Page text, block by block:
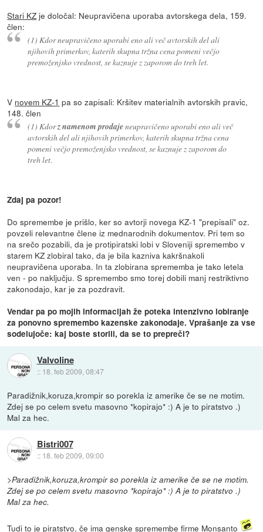
Stari KZ je določal: Neupravičena uporaba avtorskega dela, 159.
člen:
(1) Kdor neupravičeno uporabi eno ali več avtorskih del ali
njihovih primerkov, katerih skupna tržna cena pomeni večjo
premoženjsko vrednost, se kaznuje z zaporom do treh let.
V novem KZ-1 pa so zapisali: Kršitev materialnih avtorskih pravic,
148. člen
(1) Kdorz namenom prodajeneupravičeno uporabi eno ali več
avtorskih del ali njihovih primerkov, katerih skupna tržna cena
pomeni večjo premoženjsko vrednost, se kaznuje z zaporom do
treh let.
Zdaj pa pozor!
Do spremembe je prišlo, ker so avtorji novega KZ-1 "prepisali" oz.
povzeli relevantne člene iz mednarodnih dokumentov. Pri tem so
na srečo pozabili, da je protipiratski lobi v Sloveniji spremembo v
starem KZ zlobiral tako, da je bila kazniva kakršnakoli
neupravičena uporaba. In ta zlobirana sprememba je tako letela
ven - po naključju. S spremembo smo torej dobili manj restriktivno
zakonodajo, kar je za pozdravit.
Vendar pa po mojih informacijah že poteka intenzivno lobiranje
za ponovno spremembo kazenske zakonodaje. Vprašanje za vse
sodelujoče: kaj boste storili, da se to prepreči?
Valvoline
:: 18. feb 2009, 08:47
Paradižnik,koruza,krompir so porekla iz amerike če se ne motim.
Zdej se po celem svetu masovno *kopirajo* :) A je to piratstvo .)
Mal za hec.
Bistri007
:: 18. feb 2009, 09:00
>Paradižnik,koruza,krompir so porekla iz amerike če se ne motim.
Zdej se po celem svetu masovno *kopirajo* :) A je to piratstvo .)
Mal za hec.
Tudi to je piratstvo, če ima genske spremembe firme Monsanto